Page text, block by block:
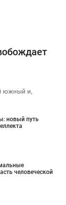
южный и,
новый путь
человеческой